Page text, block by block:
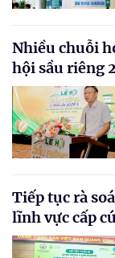
Nhiều chuỗi
hội sầu riêng
Tiếp tục rà
lĩnh vực cấp